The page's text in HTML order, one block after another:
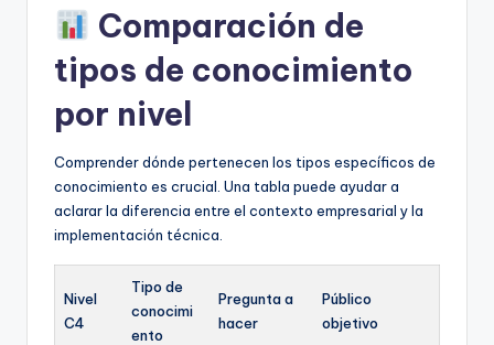
Comparación de
tipos de conocimiento
por nivel
Comprender dónde pertenecen los tipos específicos de
conocimiento es crucial. Una tabla puede ayudar a
aclarar la diferencia entre el contexto empresarial y la
implementación técnica.
Nivel
C4
Tipo de
conocimi
ento
Pregunta a
hacer
Público
objetivo